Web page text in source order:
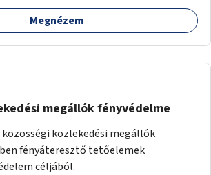
Megnézem
megállók fényvédelme
közlekedési megállók
fényáteresztő tetőelemek
céljából.